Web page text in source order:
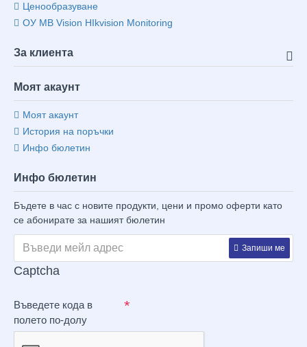
Ценообразуване
ОУ MB Vision HIkvision Monitoring
За клиента
Моят акаунт
Моят акаунт
История на поръчки
Инфо бюлетин
Инфо бюлетин
Бъдете в час с новите продукти, цени и промо оферти като
се абонирате за нашият бюлетин
Запиши ме
Captcha
Въведете кода в
полето по-долу